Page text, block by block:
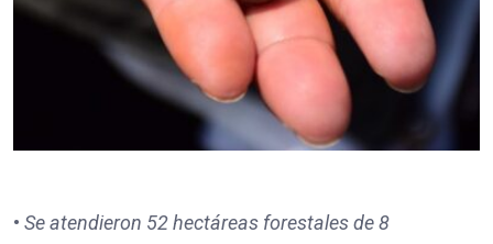
• Se atendieron 52 hectáreas forestales de 8